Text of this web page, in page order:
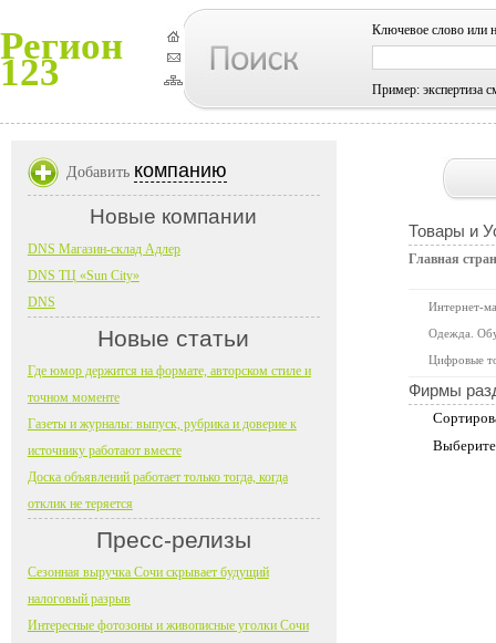
Регион
123
Ключевое слово или
Пример: экспертиза
Товары и
Главная
Интернет-
Одежда.
Цифровые
Фирмы
Добавить компанию
Новые компании
DNS Магазин-склад Адлер
DNS ТЦ «Sun City»
DNS
Новые статьи
Где юмор держится на формате, авторском стиле и
точном моменте
Газеты и журналы: выпуск, рубрика и доверие к
источнику работают вместе
Доска объявлений работает только тогда, когда
отклик не теряется
Пресс-релизы
Сезонная выручка Сочи скрывает будущий
налоговый разрыв
Интересные фотозоны и живописные уголки Сочи